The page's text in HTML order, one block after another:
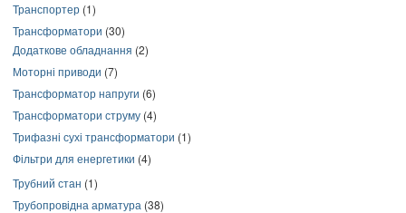
Транспортер (1)
Трансформатори (30)
Додаткове обладнання (2)
Моторні приводи (7)
Трансформатор напруги (6)
Трансформатори струму (4)
Трифазні сухі трансформатори (1)
Фільтри для енергетики (4)
Трубний стан (1)
Трубопровідна арматура (38)